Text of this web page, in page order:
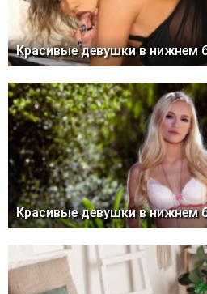
Красивые девушки в нижнем
Красивые девушки в нижнем